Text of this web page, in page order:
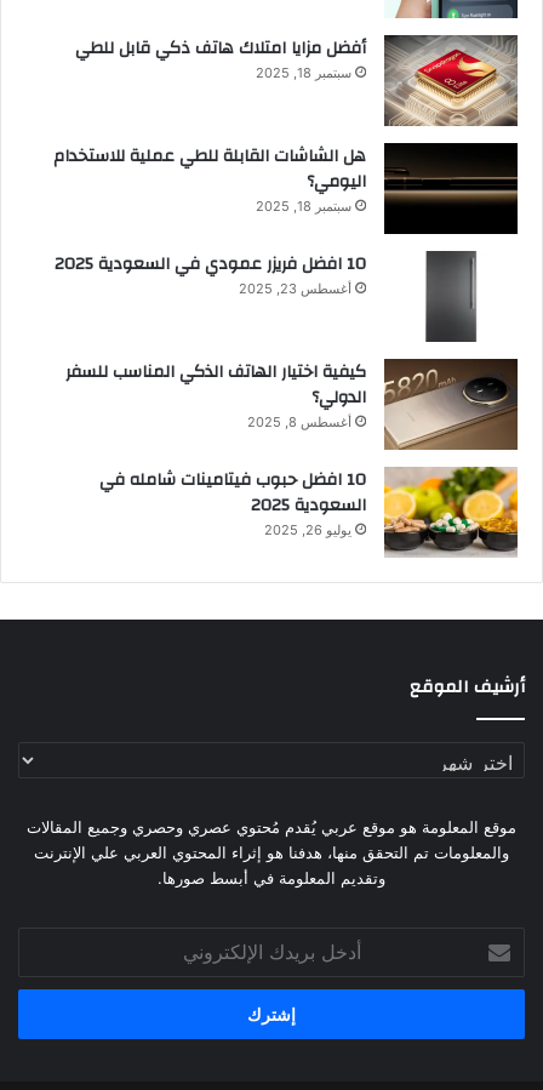
أفضل مزايا امتلاك هاتف ذكي قابل للطي
سبتمبر 18, 2025
هل الشاشات القابلة للطي عملية للاستخدام
اليومي؟
سبتمبر 18, 2025
10 افضل فريزر عمودي​ في السعودية​ 2025
أغسطس 23, 2025
كيفية اختيار الهاتف الذكي المناسب للسفر
الدولي؟
أغسطس 8, 2025
10 افضل حبوب فيتامينات شامله​ في
السعودية 2025
يوليو 26, 2025
أرشيف الموقع
أرشيف
موقع المعلومة هو موقع عربي يُقدم مُحتوي عصري وحصري وجميع المقالات
والمعلومات تم التحقق منها، هدفنا هو إثراء المحتوي العربي علي الإنترنت
وتقديم المعلومة في أبسط صورها.
بريدك
الإلكتروني